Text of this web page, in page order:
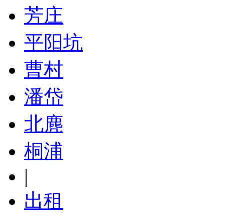
芳庄
平阳坑
曹村
潘岱
北麂
桐浦
|
出租